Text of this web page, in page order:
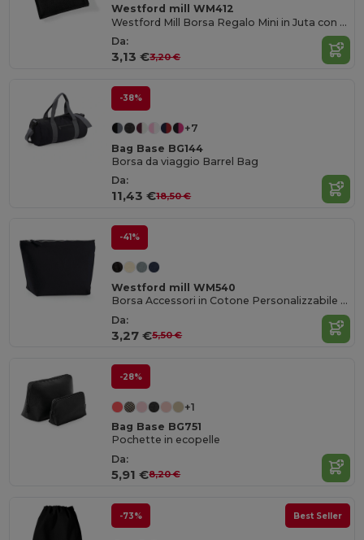
Westford mill WM412
Westford Mill Borsa Regalo Mini in Juta con Manici in Cotone
Da:
3,13 €3,20 €
-38%
+7
Bag Base BG144
Borsa da viaggio Barrel Bag
Da:
11,43 €18,50 €
-41%
Westford mill WM540
Borsa Accessori in Cotone Personalizzabile Westford Mill
Da:
3,27 €5,50 €
-28%
+1
Bag Base BG751
Pochette in ecopelle
Da:
5,91 €8,20 €
-73% Best Seller